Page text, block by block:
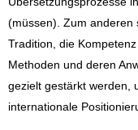
(müssen). Zum anderen
Tradition, die
Methoden und deren
gezielt gestärkt werden,
internationale